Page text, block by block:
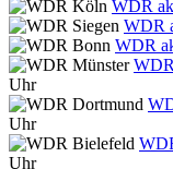
WDR
WDR
WDR
Uhr
Uhr
Uhr